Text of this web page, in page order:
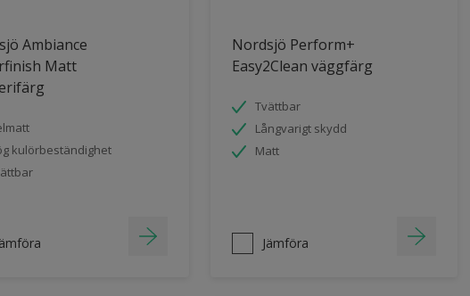
Ambiance
Matt
kulörbeständighet
Nordsjö Perform+
Easy2Clean väggfärg
Tvättbar
Långvarigt skydd
Matt
Jämföra